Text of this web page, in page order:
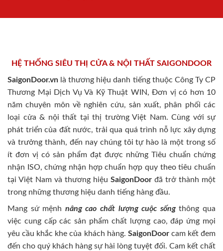
HỆ THỐNG SIÊU THỊ CỬA & NỘI THẤT SAIGONDOOR
SaigonDoor.vn là thương hiệu danh tiếng thuộc Công Ty CP
Thương Mại Dịch Vụ Và Kỹ Thuật WIN, Đơn vị có hơn 10
năm chuyên môn về nghiên cứu, sản xuất, phân phối các
loại cửa & nội thất tại thị trường Việt Nam. Cùng với sự
phát triển của đất nước, trải qua quá trình nỗ lực xây dựng
và trưởng thành, đến nay chúng tôi tự hào là một trong số
ít đơn vị có sản phẩm đạt được những Tiêu chuẩn chứng
nhận ISO, chứng nhận hợp chuẩn hợp quy theo tiêu chuẩn
tại Việt Nam và thương hiệu SaigonDoor đã trở thành một
trong những thương hiệu danh tiếng hàng đầu.
Mang sứ mệnh nâng cao chất lượng cuộc sốngthông qua
việc cung cấp các sản phẩm chất lượng cao, đáp ứng mọi
yêu cầu khắc khe của khách hàng. SaigonDoorcam kết đem
đến cho quý khách hàng sự hài lòng tuyệt đối. Cam kết chất